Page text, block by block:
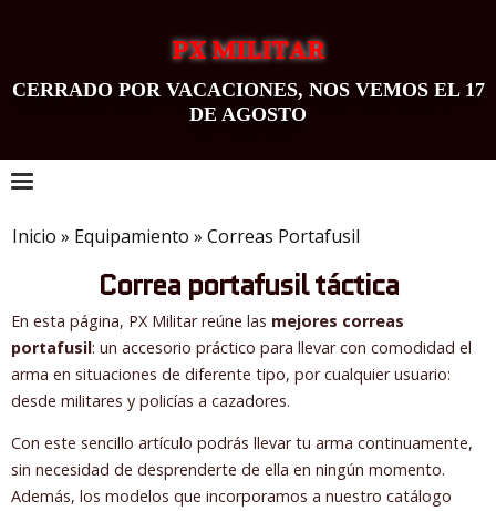
PX MILITAR
CERRADO POR VACACIONES, NOS VEMOS EL 17
DE AGOSTO
Inicio » Equipamiento » Correas Portafusil
Correa portafusil táctica
En esta página, PX Militar reúne las mejores correas
portafusil: un accesorio práctico para llevar con comodidad el
arma en situaciones de diferente tipo, por cualquier usuario:
desde militares y policías a cazadores.
Con este sencillo artículo podrás llevar tu arma continuamente,
sin necesidad de desprenderte de ella en ningún momento.
Además, los modelos que incorporamos a nuestro catálogo